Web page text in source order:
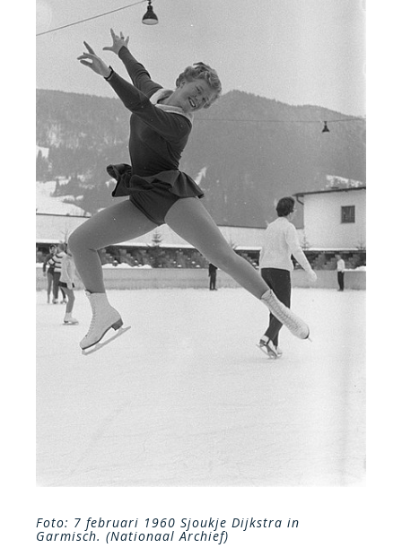
Foto: 7 februari 1960 Sjoukje Dijkstra in
Garmisch. (Nationaal Archief)